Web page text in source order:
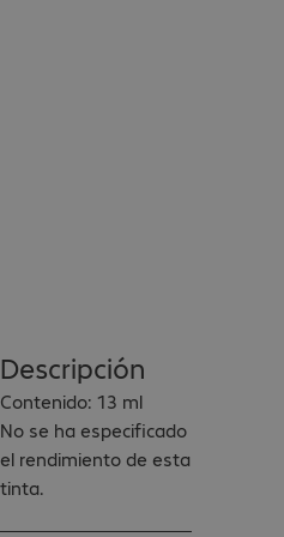
Descripción
Contenido: 13 ml
No se ha especificado
el rendimiento de esta
tinta.